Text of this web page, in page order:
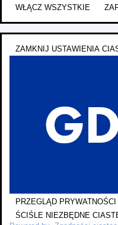
WŁĄCZ WSZYSTKIE
ZAMKNIJ USTAWIENIA
PRZEGLĄD PRYWATNOŚCI
ŚCIŚLE NIEZBĘDNE